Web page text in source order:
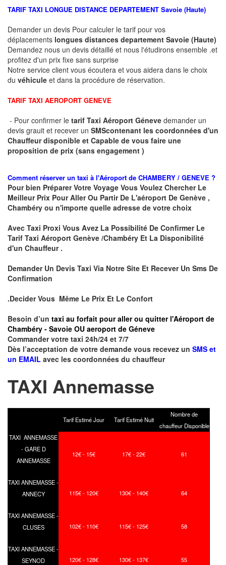
TARIF TAXI LONGUE DISTANCE DEPARTEMENT Savoie (Haute)
Demander un devis Pour calculer le tarif pour vos
déplacements longues distances departement Savoie (Haute)
Demandez nous un devis détaillé et nous l'étudirons ensemble .et
profitez d'un prix fixe sans surprise
Notre service client vous écoutera et vous aidera dans le choix
du véhicule et dans la procédure de réservation.
TARIF TAXI AEROPORT GENEVE
- Pour confirmer le tarif Taxi Aéroport Géneve demander un
devis grauit et recever un SMScontenant les coordonnées d'un
Chauffeur disponible et Capable de vous faire une
proposition de prix (sans engagement )
Comment réserver un taxi à l'Aéroport de CHAMBERY / GENEVE ?
Pour bien Préparer Votre Voyage Vous Voulez Chercher Le
Meilleur Prix Pour Aller Ou Partir De L'aéroport De Genève ,
Chambéry ou n'importe quelle adresse de votre choix
Avec Taxi Proxi Vous Avez La Possibilité De Confirmer Le
Tarif Taxi Aéroport Genève /Chambéry Et La Disponibilité
d'un Chauffeur .
Demander Un Devis Taxi Via Notre Site Et Recever Un Sms De
Confirmation
.Decider Vous Même Le Prix Et Le Confort
Besoin d’un taxi au forfait pour aller ou quitter l'Aéroport de
Chambéry - Savoie OU aeroport de Géneve
Commander votre taxi 24h/24 et 7/7
Dès l’acceptation de votre demande vous recevez un SMS et
un EMAIL avec les coordonnées du chauffeur
TAXI Annemasse
Tarif Estimé Jour Tarif Estimé Nuit
Nombre de
chauffeur Disponible
TAXI ANNEMASSE
- GARE D
ANNEMASSE
12€ - 15€ 17€ - 22€ 61
TAXI ANNEMASSE -
ANNECY
115€ - 120€ 130€ - 140€ 64
TAXI ANNEMASSE -
CLUSES
102€ - 110€ 115€ - 125€ 58
TAXI ANNEMASSE -
SEYNOD
120€ - 128€ 130€ - 137€ 55